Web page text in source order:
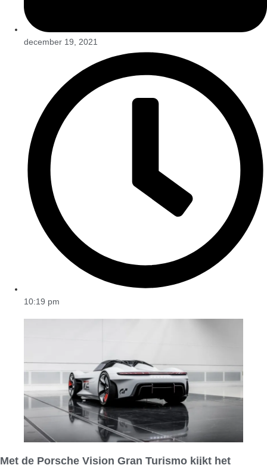
december 19, 2021
10:19 pm
Met de Porsche Vision Gran Turismo kijkt het